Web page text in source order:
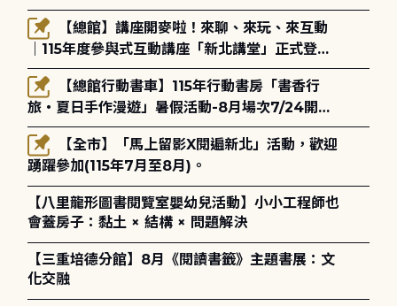
躍參加(115年8月3日至10月4日)。
｜115年度參與式互動講座「新北講堂」正式登
場！
旅・夏日手作漫遊」暑假活動-8月場次7/24開始
報名
踴躍參加(115年7月至8月)。
【八里龍形圖書閱覽室嬰幼兒活動】小小工程師也
會蓋房子：黏土 × 結構 × 問題解決
【三重培德分館】8月《閱讀書籤》主題書展：文
化交融